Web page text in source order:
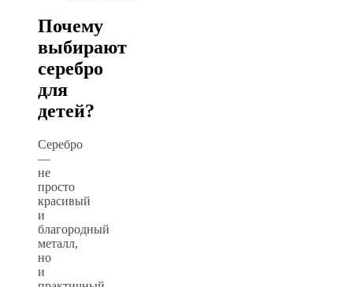
Почему
выбирают
серебро
для
детей?
Серебро
—
не
просто
красивый
и
благородный
металл,
но
и